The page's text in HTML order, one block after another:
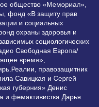
общество «Мемориал»,
фонд «В защиту прав
и социальных
охраны здоровья и
социологических
Свободная Европа/
время»,
правозащитник
Савицкая и Сергей
губерния» Денис
и фемактивистка Дарья